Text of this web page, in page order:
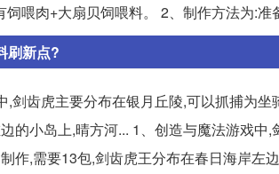
喂肉+大扇贝饲喂料。 2、制作方法为:
刷新点?
,剑齿虎主要分布在银月丘陵,可以抓捕为
的小岛上,晴方河... 1、创造与魔法游戏
作,需要13包,剑齿虎王分布在春日海岸左